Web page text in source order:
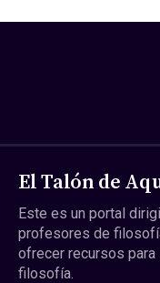
El Talón de
Este es un portal
profesores de
ofrecer recursos para
filosofía.